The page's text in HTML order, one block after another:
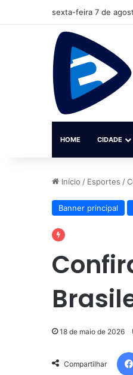
sexta-feira 7 de
HOME CIDADE
Início / Esportes /
Banner principal
18 de maio de 2026
Compartilhar